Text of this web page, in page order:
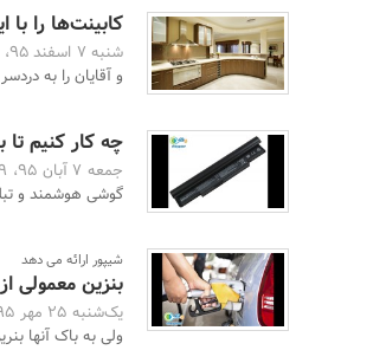
کابینت‌ها را
شنبه 7 اسفند 95، 09:33 -
و آقایان را به
چه کار کنیم
جمعه 7 آبان 95، 12:39 -
گوشی هوشمند و
شیپور ارائه می دهد
بنزین معمولی
یک‌شنبه 25 مهر 95، 12:29 -
ولی به باک آنها